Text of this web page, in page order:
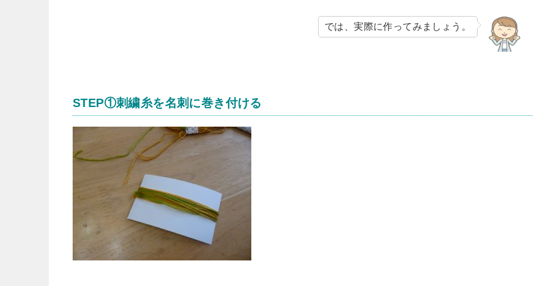
では、実際に作ってみましょう。
STEP①刺繍糸を名刺に巻き付ける